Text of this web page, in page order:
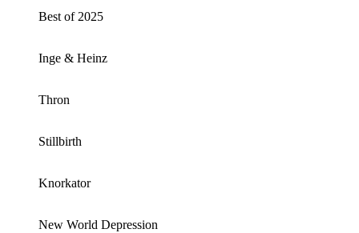
Best of 2025
Inge & Heinz
Thron
Stillbirth
Knorkator
New World Depression